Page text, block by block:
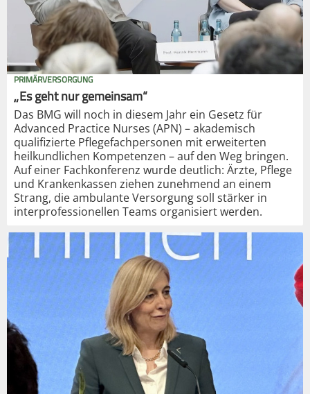
PRIMÄRVERSORGUNG
„Es geht nur gemeinsam“
Das BMG will noch in diesem Jahr ein Gesetz für
Advanced Practice Nurses (APN) – akademisch
qualifizierte Pflegefachpersonen mit erweiterten
heilkundlichen Kompetenzen – auf den Weg bringen.
Auf einer Fachkonferenz wurde deutlich: Ärzte, Pflege
und Krankenkassen ziehen zunehmend an einem
Strang, die ambulante Versorgung soll stärker in
interprofessionellen Teams organisiert werden.